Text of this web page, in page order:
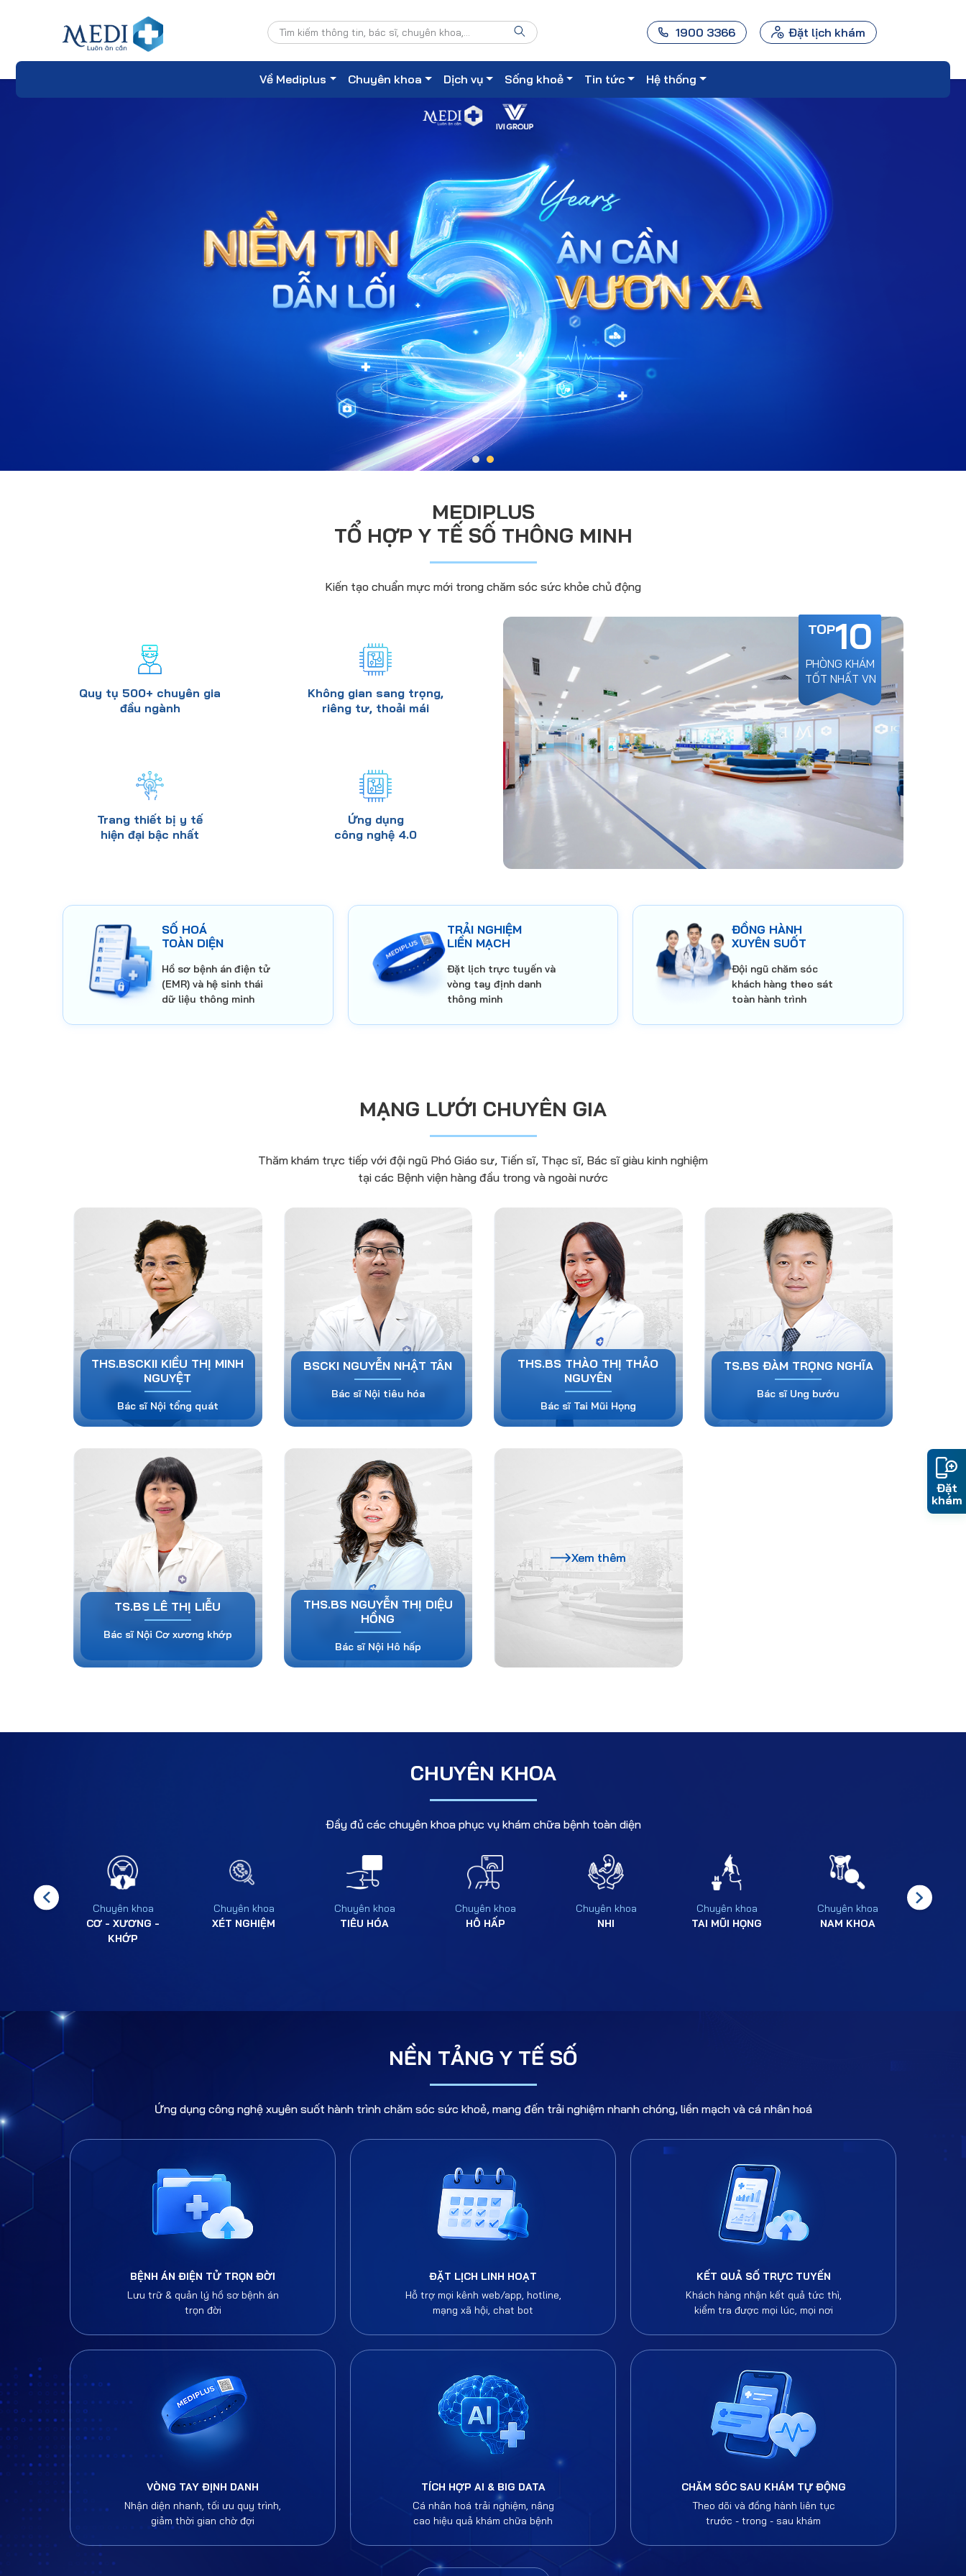
1900 3366 Đặt lịch khám
Về Mediplus Chuyên khoa Dịch vụ Sống khoẻ Tin tức Hệ thống
MEDIPLUS
TỔ HỢP Y TẾ SỐ THÔNG MINH
Kiến tạo chuẩn mực mới trong chăm sóc sức khỏe chủ động
Quy tụ 500+ chuyên gia
đầu ngành
Không gian sang trọng,
riêng tư, thoải mái
Trang thiết bị y tế
hiện đại bậc nhất
Ứng dụng
công nghệ 4.0
TOP10
PHÒNG KHÁM
TỐT NHẤT VN
SỐ HOÁ
TOÀN DIỆN
Hồ sơ bệnh án điện tử
(EMR) và hệ sinh thái
dữ liệu thông minh
TRẢI NGHIỆM
LIỀN MẠCH
Đặt lịch trực tuyến và
vòng tay định danh
thông minh
ĐỒNG HÀNH
XUYÊN SUỐT
Đội ngũ chăm sóc
khách hàng theo sát
toàn hành trình
MẠNG LƯỚI CHUYÊN GIA
Thăm khám trực tiếp với đội ngũ Phó Giáo sư, Tiến sĩ, Thạc sĩ, Bác sĩ giàu kinh nghiệm
tại các Bệnh viện hàng đầu trong và ngoài nước
THS.BSCKII KIỀU THỊ MINH
NGUYỆT
Bác sĩ Nội tổng quát
BSCKI NGUYỄN NHẬT TÂN
Bác sĩ Nội tiêu hóa
THS.BS THÀO THỊ THẢO
NGUYÊN
Bác sĩ Tai Mũi Họng
TS.BS ĐÀM TRỌNG NGHĨA
Bác sĩ Ung bướu
TS.BS LÊ THỊ LIỄU
Bác sĩ Nội Cơ xương khớp
THS.BS NGUYỄN THỊ DIỆU
HỒNG
Bác sĩ Nội Hô hấp
Xem thêm
CHUYÊN KHOA
Đầy đủ các chuyên khoa phục vụ khám chữa bệnh toàn diện
Chuyên khoa
CƠ - XƯƠNG -
KHỚP
Chuyên khoa
XÉT NGHIỆM
Chuyên khoa
TIÊU HÓA
Chuyên khoa
HÔ HẤP
Chuyên khoa
NHI
Chuyên khoa
TAI MŨI HỌNG
Chuyên khoa
NAM KHOA
NỀN TẢNG Y TẾ SỐ
Ứng dụng công nghệ xuyên suốt hành trình chăm sóc sức khoẻ, mang đến trải nghiệm nhanh chóng, liền mạch và cá nhân hoá
BỆNH ÁN ĐIỆN TỬ TRỌN ĐỜI
Lưu trữ & quản lý hồ sơ bệnh án
trọn đời
ĐẶT LỊCH LINH HOẠT
Hỗ trợ mọi kênh web/app, hotline,
mạng xã hội, chat bot
KẾT QUẢ SỐ TRỰC TUYẾN
Khách hàng nhận kết quả tức thì,
kiểm tra được mọi lúc, mọi nơi
VÒNG TAY ĐỊNH DANH
Nhận diện nhanh, tối ưu quy trình,
giảm thời gian chờ đợi
TÍCH HỢP AI & BIG DATA
Cá nhân hoá trải nghiệm, nâng
cao hiệu quả khám chữa bệnh
CHĂM SÓC SAU KHÁM TỰ ĐỘNG
Theo dõi và đồng hành liên tục
trước - trong - sau khám
Đặt
khám